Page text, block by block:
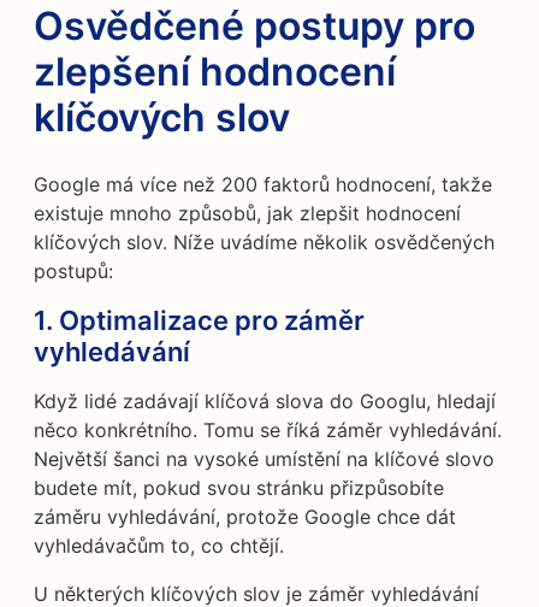
Osvědčené postupy pro
zlepšení hodnocení
klíčových slov
Google má více než 200 faktorů hodnocení, takže
existuje mnoho způsobů, jak zlepšit hodnocení
klíčových slov. Níže uvádíme několik osvědčených
postupů:
1. Optimalizace pro záměr
vyhledávání
Když lidé zadávají klíčová slova do Googlu, hledají
něco konkrétního. Tomu se říká záměr vyhledávání.
Největší šanci na vysoké umístění na klíčové slovo
budete mít, pokud svou stránku přizpůsobíte
záměru vyhledávání, protože Google chce dát
vyhledávačům to, co chtějí.
U některých klíčových slov je záměr vyhledávání